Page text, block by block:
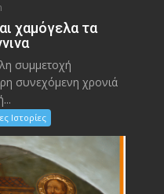
χαμόγελα τα
συμμετοχή
συνεχόμενη χρονιά
Ιστορίες